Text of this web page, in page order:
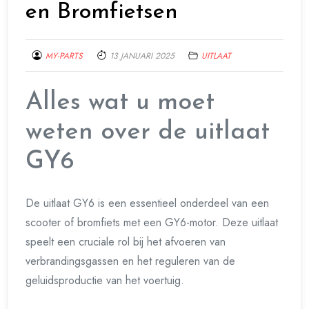
en Bromfietsen
MY-PARTS 13 JANUARI 2025 UITLAAT
Alles wat u moet
weten over de uitlaat
GY6
De uitlaat GY6 is een essentieel onderdeel van een
scooter of bromfiets met een GY6-motor. Deze uitlaat
speelt een cruciale rol bij het afvoeren van
verbrandingsgassen en het reguleren van de
geluidsproductie van het voertuig.